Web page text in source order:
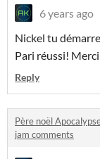
6 years ago
Nickel tu
Pari réussi!
Reply
Père noël
jam comments